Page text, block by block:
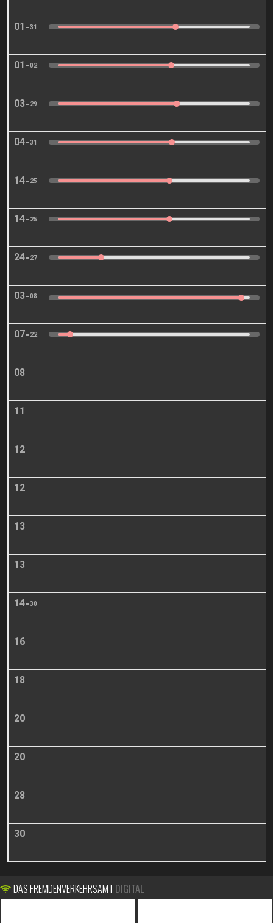
01 31
01 02
03 29
04 31
14 25
14 25
24 27
03 08
07 22
08
11
12
12
13
13
14 30
16
18
20
20
28
30
DAS FREMDENVERKEHRSAMT DIGITAL